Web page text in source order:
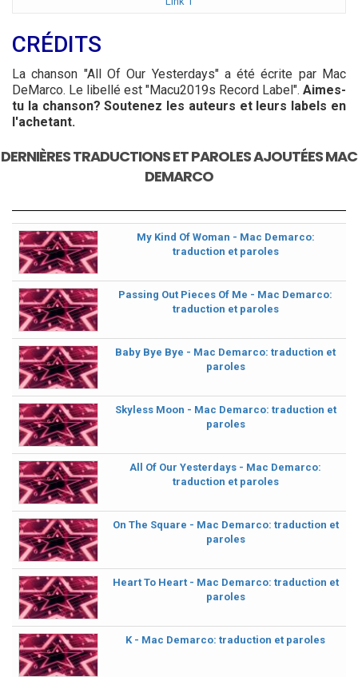
CRÉDITS
La chanson "All Of Our Yesterdays" a été écrite par Mac
DeMarco. Le libellé est "Macu2019s Record Label". Aimes-
tu la chanson? Soutenez les auteurs et leurs labels en
l'achetant.
DERNIÈRES TRADUCTIONS ET PAROLES AJOUTÉES MAC
DEMARCO
My Kind Of Woman - Mac Demarco:
traduction et paroles
Passing Out Pieces Of Me - Mac Demarco:
traduction et paroles
Baby Bye Bye - Mac Demarco: traduction et
paroles
Skyless Moon - Mac Demarco: traduction et
paroles
All Of Our Yesterdays - Mac Demarco:
traduction et paroles
On The Square - Mac Demarco: traduction et
paroles
Heart To Heart - Mac Demarco: traduction et
paroles
K - Mac Demarco: traduction et paroles